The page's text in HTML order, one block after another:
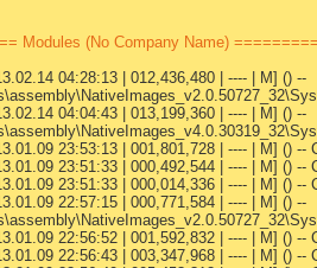
Modules (No Company Name)
04:28:13 | 012,436,480 | ---- | M] () --
04:04:43 | 013,199,360 | ---- | M] () --
23:53:13 | 001,801,728 | ---- | M] ()
23:51:33 | 000,492,544 | ---- | M] ()
23:51:33 | 000,014,336 | ---- | M] ()
22:57:15 | 000,771,584 | ---- | M] () --
22:56:52 | 001,592,832 | ---- | M] ()
22:56:43 | 003,347,968 | ---- | M] ()